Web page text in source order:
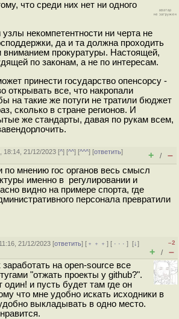
что среди них нет ни одного
узлы некомпетентности ни черта не
да и та должна проходить
вниманием прокуратуры. Настоящей,
по законам, а не по интересам.
принести государство опенсорсу -
открывать все, что накропали
на такие же потуги не тратили бюджет
сколько в стране регионов. И
же стандарты, давая по рукам всем,
18:14, 21/12/2023 [^] [^^] [^^^] [ответить]
+ / –
по мнению гос органов весь смысл
именно в регулировании и
видно на примере спорта, где
персонала превратили
21/12/2023 [ответить] [ ﹢﹢﹢] [ · · ·][↓]
–2
+ / –
на open-source все
"отжать проекты у github?".
один! и пусть будет там где он
что мне удобно искать исходники в
выкладывать в одно место.